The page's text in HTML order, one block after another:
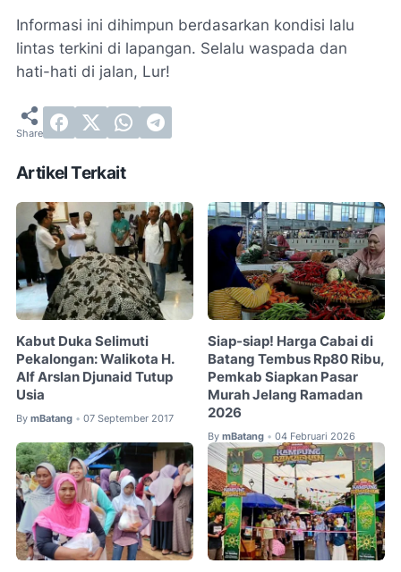
Informasi ini dihimpun berdasarkan kondisi lalu
lintas terkini di lapangan. Selalu waspada dan
hati-hati di jalan, Lur!
Artikel Terkait
Kabut Duka Selimuti
Pekalongan: Walikota H.
Alf Arslan Djunaid Tutup
Usia
By mBatang • 07 September 2017
Siap-siap! Harga Cabai di
Batang Tembus Rp80 Ribu,
Pemkab Siapkan Pasar
Murah Jelang Ramadan
2026
By mBatang • 04 Februari 2026